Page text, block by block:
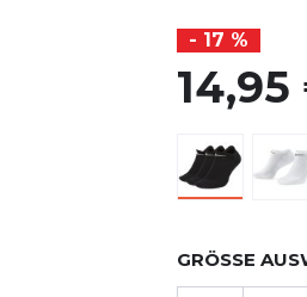
- 17 %
GRÖSSE